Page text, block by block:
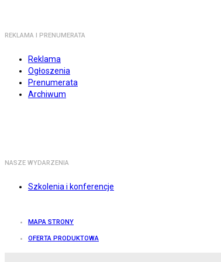
REKLAMA I PRENUMERATA
Reklama
Ogłoszenia
Prenumerata
Archiwum
NASZE WYDARZENIA
Szkolenia i konferencje
MAPA STRONY
OFERTA PRODUKTOWA